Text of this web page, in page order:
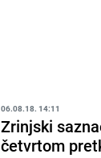
06.08.18. 14:11
Zrinjski
četvrtom